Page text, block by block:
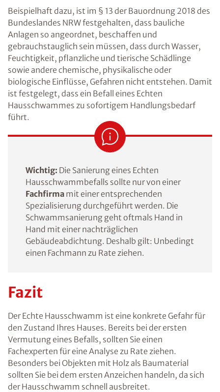
Beispielhaft dazu, ist im § 13 der Bauordnung 2018 des
Bundeslandes NRW festgehalten, dass bauliche
Anlagen so angeordnet, beschaffen und
gebrauchstauglich sein müssen, dass durch Wasser,
Feuchtigkeit, pflanzliche und tierische Schädlinge
sowie andere chemische, physikalische oder
biologische Einflüsse, Gefahren nicht entstehen. Damit
ist festgelegt, dass ein Befall eines Echten
Hausschwammes zu sofortigem Handlungsbedarf
führt.
Wichtig: Die Sanierung eines Echten
Hausschwammbefalls sollte nur von einer
Fachfirma mit einer entsprechenden
Spezialisierung durchgeführt werden. Die
Schwammsanierung geht oftmals Hand in
Hand mit einer nachträglichen
Gebäudeabdichtung. Deshalb gilt: Unbedingt
einen Fachmann zu Rate ziehen.
Fazit
Der Echte Hausschwamm ist eine konkrete Gefahr für
den Zustand Ihres Hauses. Bereits bei der ersten
Vermutung eines Befalls, sollten Sie einen
Fachexperten für eine Analyse zu Rate ziehen.
Besonders bei Objekten mit Holz als Baumaterial
sollten Sie bei dem ersten Anzeichen handeln, da sich
der Hausschwamm schnell ausbreitet.